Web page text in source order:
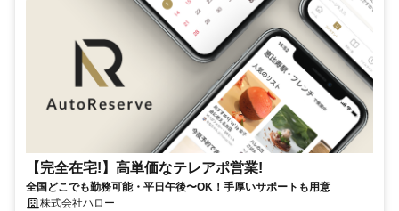
【完全在宅!】高単価なテレアポ営業!
全国どこでも勤務可能・平日午後〜OK！手厚いサポートも用意
株式会社ハロー